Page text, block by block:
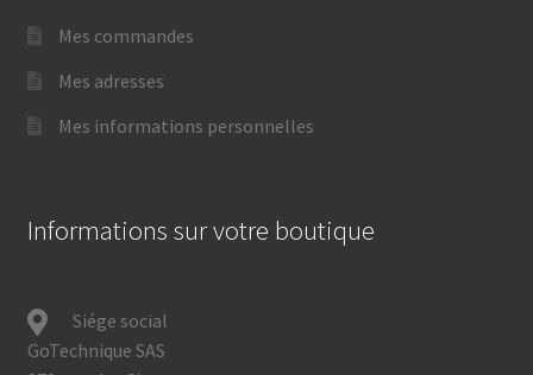
Mes commandes
Mes adresses
Mes informations personnelles
Informations sur votre boutique
Siége social
GoTechnique SAS